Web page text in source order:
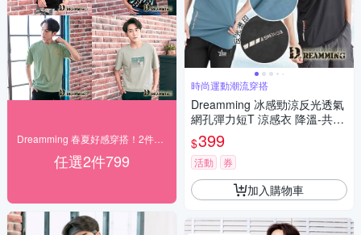
任選2件799
時尚運動潮流穿搭
Dreamming 冰感勁涼反光透氣
網孔彈力短T 涼感衣 降溫-共三
色
$399
活動 券
加入購物車